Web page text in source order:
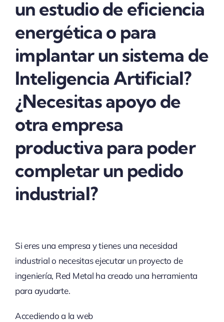
un estudio de eficiencia
energética o para
implantar un sistema de
Inteligencia Artificial?
¿Necesitas apoyo de
otra empresa
productiva para poder
completar un pedido
industrial?
Si eres una empresa y tienes una necesidad
industrial o necesitas ejecutar un proyecto de
ingeniería, Red Metal ha creado una herramienta
para ayudarte.
Accediendo a la web